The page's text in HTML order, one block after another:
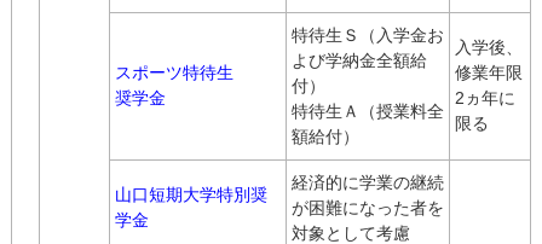
スポーツ特待生
奨学金
特待生Ｓ（入学金お
よび学納金全額給
付）
特待生Ａ（授業料全
額給付）
入学後、
修業年限
2ヵ年に
限る
山口短期大学特別奨
学金
経済的に学業の継続
が困難になった者を
対象として考慮